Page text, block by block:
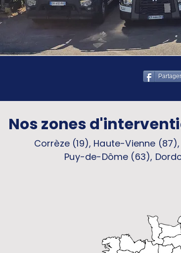
Partager
Nos zones
Corrèze (19), Haute-Vienne
Puy-de-Dôme (63),